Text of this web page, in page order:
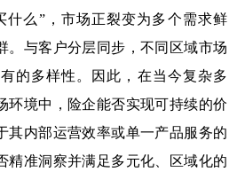
什么”，市场正裂变为多个需求鲜
。与客户分层同步，不同区域市场
的多样性。因此，在当今复杂多
环境中，险企能否实现可持续的价
其内部运营效率或单一产品服务的
精准洞察并满足多元化、区域化的